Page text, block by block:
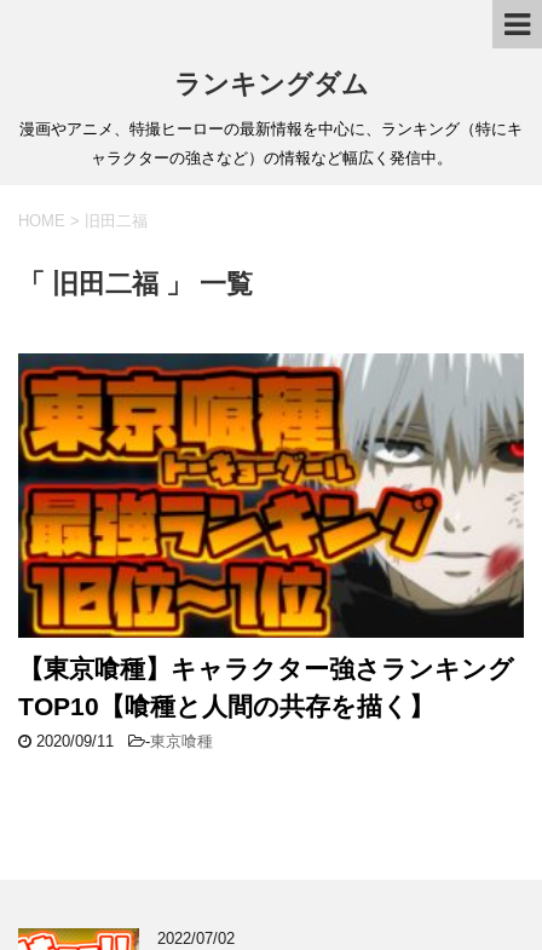
ランキングダム
漫画やアニメ、特撮ヒーローの最新情報を中心に、ランキング（特にキ
ャラクターの強さなど）の情報など幅広く発信中。
HOME > 旧田二福
「 旧田二福 」 一覧
【東京喰種】キャラクター強さランキング
TOP10【喰種と人間の共存を描く】
2020/09/11 -東京喰種
2022/07/02